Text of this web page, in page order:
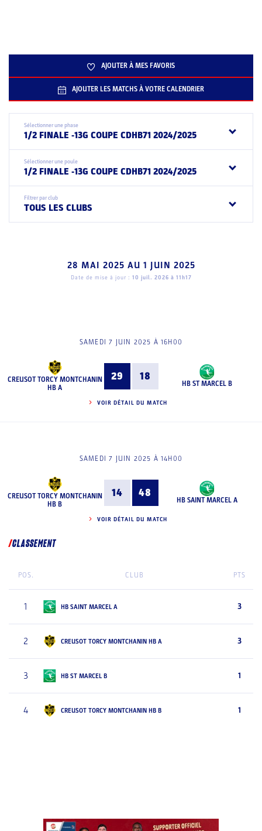
AJOUTER À MES FAVORIS
AJOUTER LES MATCHS À VOTRE CALENDRIER
Sélectionner une phase
1/2 FINALE -13G COUPE CDHB71 2024/2025
Sélectionner une poule
1/2 FINALE -13G COUPE CDHB71 2024/2025
Filtrer par club
TOUS LES CLUBS
28 MAI 2025 AU 1 JUIN 2025
Date de mise à jour : 10 juil. 2026 à 11h17
SAMEDI 7 JUIN 2025 À 16H00
CREUSOT TORCY MONTCHANIN
HB A
29 18
HB ST MARCEL B
VOIR DÉTAIL DU MATCH
SAMEDI 7 JUIN 2025 À 14H00
CREUSOT TORCY MONTCHANIN
HB B
14 48
HB SAINT MARCEL A
VOIR DÉTAIL DU MATCH
CLASSEMENT
POS. CLUB PTS
1 HB SAINT MARCEL A 3
2 CREUSOT TORCY MONTCHANIN HB A 3
3 HB ST MARCEL B 1
4 CREUSOT TORCY MONTCHANIN HB B 1